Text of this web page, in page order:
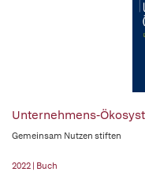
Unternehmens-
Gemeinsam Nutzen stiften
2022 | Buch